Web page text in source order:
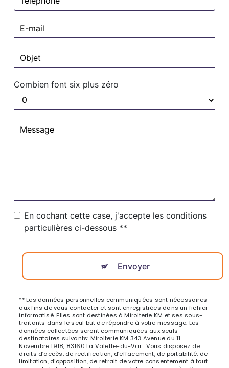
Combien font six plus zéro
En cochant cette case, j'accepte les conditions
particulières ci-dessous **
Envoyer
** Les données personnelles communiquées sont nécessaires
aux fins de vous contacter et sont enregistrées dans un fichier
informatisé. Elles sont destinées à Miroiterie KM et ses sous-
traitants dans le seul but de répondre à votre message. Les
données collectées seront communiquées aux seuls
destinataires suivants: Miroiterie KM 343 Avenue du 11
Novembre 1918, 83160 La Valette-du-Var . Vous disposez de
droits d’accès, de rectification, d’effacement, de portabilité, de
limitation, d’opposition, de retrait de votre consentement à tout